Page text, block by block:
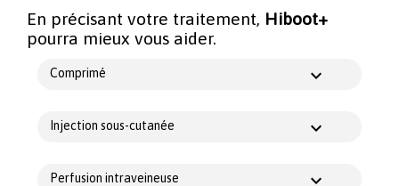
En précisant votre traitement, Hiboot+
pourra mieux vous aider.
Comprimé
Injection sous-cutanée
Perfusion intraveineuse